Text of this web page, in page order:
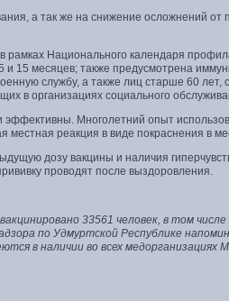
а так же на снижение осложнений от
рамках Национального календаря
и 15 месяцев; также предусмотрена
службу, а также лиц старше 60
в организациях социального
Многолетний опыт
местная реакция в виде покраснения в
дозу вакцины и наличия
проводят после выздоровления.
33561 человек, в том
по Удмуртской Республике
в наличии во всех медорганизациях